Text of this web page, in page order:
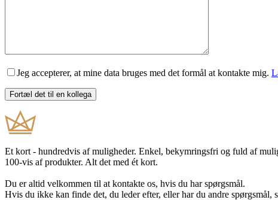
Jeg accepterer, at mine data bruges med det formål at kontakte mig.
Et kort - hundredvis af muligheder. Enkel, bekymringsfri og fuld af
100-vis af produkter. Alt det med ét kort.
Du er altid velkommen til at kontakte os, hvis du har spørgsmål.
Hvis du ikke kan finde det, du leder efter, eller har du andre